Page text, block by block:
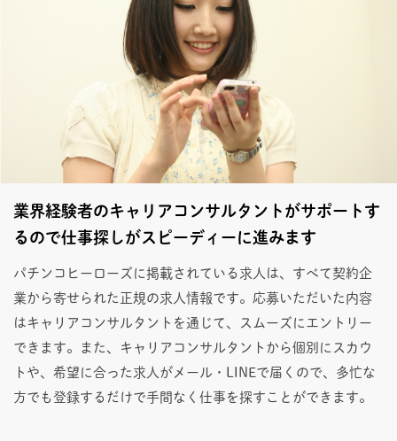
業界経験者のキャリアコンサルタントがサポートす
るので仕事探しがスピーディーに進みます
パチンコヒーローズに掲載されている求人は、すべて契約企
業から寄せられた正規の求人情報です。応募いただいた内容
はキャリアコンサルタントを通じて、スムーズにエントリー
できます。また、キャリアコンサルタントから個別にスカウ
トや、希望に合った求人がメール・LINEで届くので、多忙な
方でも登録するだけで手間なく仕事を探すことができます。